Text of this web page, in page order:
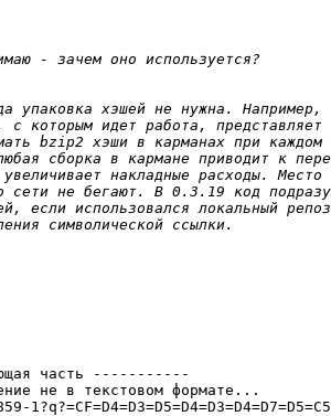
часть -----------
не в текстовом формате...